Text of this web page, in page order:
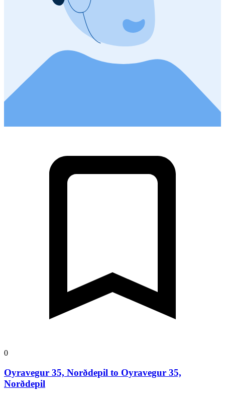
0
Oyravegur 35, Norðdepil to Oyravegur 35,
Norðdepil